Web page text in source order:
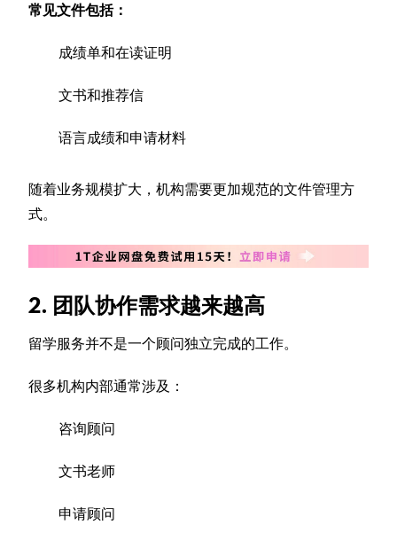
常见文件包括：
成绩单和在读证明
文书和推荐信
语言成绩和申请材料
随着业务规模扩大，机构需要更加规范的文件管理方
式。
2. 团队协作需求越来越高
留学服务并不是一个顾问独立完成的工作。
很多机构内部通常涉及：
咨询顾问
文书老师
申请顾问